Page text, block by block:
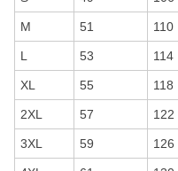
M 51 110
L 53 114
XL 55 118
2XL 57 122
3XL 59 126